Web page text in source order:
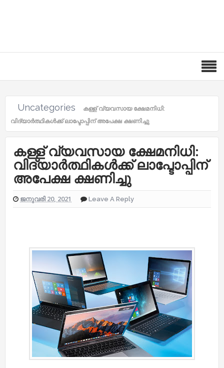
Uncategories
കള്ള് വ്യവസായ ക്ഷേമനിധി:
വിദ്യാർത്ഥികൾക്ക് ലാപ്ടോപ്പിന് അപേക്ഷ ക്ഷണിച്ചു
കള്ള് വ്യവസായ ക്ഷേമനിധി:
വിദ്യാർത്ഥികൾക്ക് ലാപ്ടോപ്പിന്
അപേക്ഷ ക്ഷണിച്ചു
ജനുവരി 20, 2021 Leave A Reply